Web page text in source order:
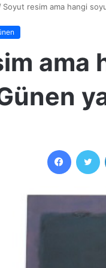
Soyut resim ama hangi
ama